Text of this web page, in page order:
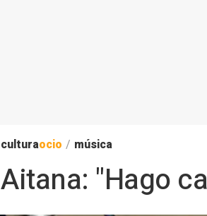
culturaocio / música
Aitana: "Hago